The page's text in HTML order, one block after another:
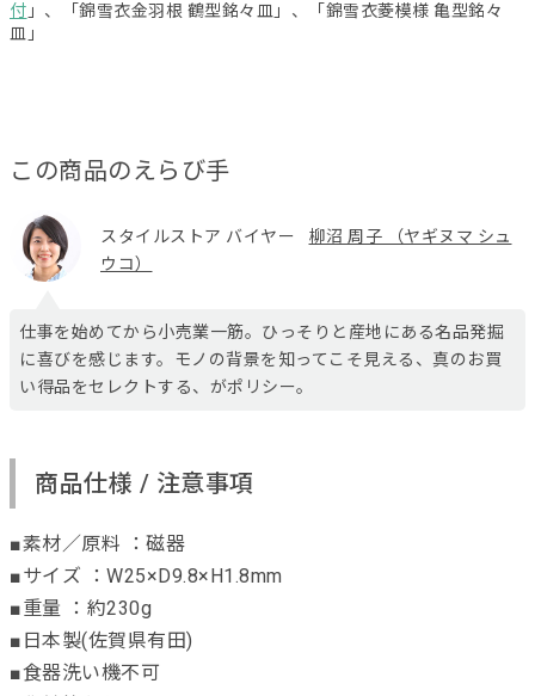
付 」、「錦雪衣金羽根 鶴型銘々皿」、「錦雪衣菱模様 亀型銘々
皿」
この商品のえらび手
スタイルストア バイヤー
柳沼 周子 （ヤギヌマ シュ
ウコ）
仕事を始めてから小売業一筋。ひっそりと産地にある名品発掘
に喜びを感じます。モノの背景を知ってこそ見える、真のお買
い得品をセレクトする、がポリシー。
商品仕様 / 注意事項
■素材／原料 ：磁器
■サイズ ：W25×D9.8×H1.8mm
■重量 ：約230g
■日本製(佐賀県有田)
■食器洗い機不可